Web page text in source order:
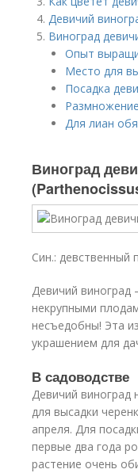
Девичий
Виноград
Опыт
Место для
Посадка
Для лиан
Виноград
Син.: девственный
Девичий виноград
некрупными
несъедобны! Эта
украшением для
В садоводстве
Девичий виноград
для высадки
апреля. Для
первые два года
растение очень